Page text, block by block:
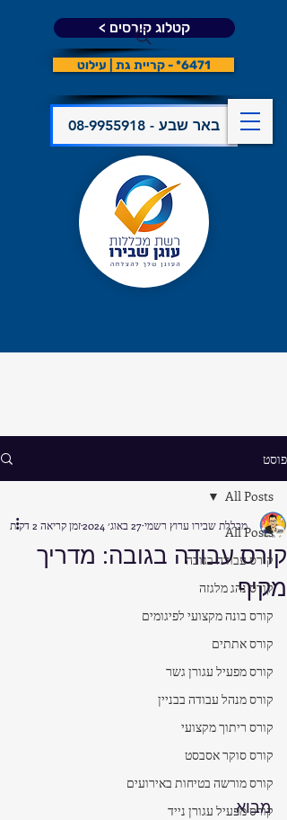
קטלוג קורסים >
6471* - קריית גת | עילוט
08-9955918 - באר שבע
פוסט
All Posts
קורס עבודה בגובה
קורס נהג מלגזה
קורס בונה מקצועי לפיגומים
קורס אתתים
קורס מפעיל עגורן גשר
קורס מנהל עבודה בבניין
קורס ריתוך מקצועי
קורס סוקר אסבסט
קורס מורשה בטיחות באירועים
קורס מפעיל עגורן נייד
All Posts
קורס עבודה בגובה: מדריך
מקיף
מכללת שבירו ערוץ רשמי27 באוג׳ 2024 זמן קריאה 2 דקות
מבוא